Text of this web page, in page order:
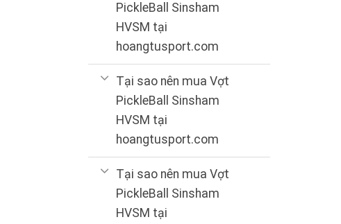
PickleBall Sinsham
HVSM tại
hoangtusport.com
Tại sao nên mua Vợt
PickleBall Sinsham
HVSM tại
hoangtusport.com
Tại sao nên mua Vợt
PickleBall Sinsham
HVSM tại